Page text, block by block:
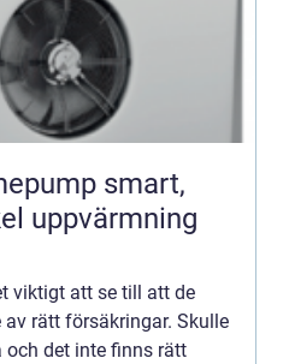
smart,
uppvärmning
viktigt att se till att de
rätt försäkringar. Skulle
det inte finns rätt